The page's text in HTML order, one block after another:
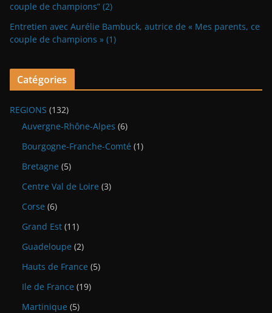
couple de champions” (2)
Entretien avec Aurélie Bambuck, autrice de « Mes parents, ce
couple de champions » (1)
Catégories
REGIONS (132)
Auvergne-Rhône-Alpes (6)
Bourgogne-Franche-Comté (1)
Bretagne (5)
Centre Val de Loire (3)
Corse (6)
Grand Est (11)
Guadeloupe (2)
Hauts de France (5)
Ile de France (19)
Martinique (5)